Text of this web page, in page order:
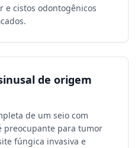
e cistos odontogênicos
de origem
de um seio com
preocupante para tumor
fúngica invasiva e